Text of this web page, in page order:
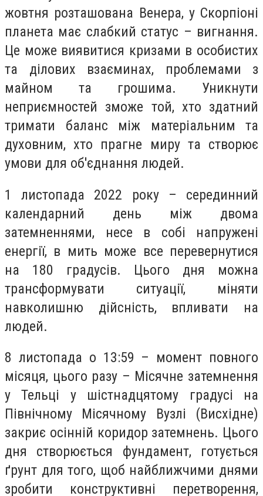
жовтня розташована Венера, у Скорпіоні
планета має слабкий статус – вигнання.
Це може виявитися кризами в особистих
та ділових взаєминах, проблемами з
майном та грошима. Уникнути
неприємностей зможе той, хто здатний
тримати баланс між матеріальним та
духовним, хто прагне миру та створює
умови для об'єднання людей.
1 листопада 2022 року – серединний
календарний день між двома
затемненнями, несе в собі напружені
енергії, в мить може все перевернутися
на 180 градусів. Цього дня можна
трансформувати ситуації, міняти
навколишню дійсність, впливати на
людей.
8 листопада о 13:59 – момент повного
місяця, цього разу – Місячне затемнення
у Тельці у шістнадцятому градусі на
Північному Місячному Вузлі (Висхідне)
закриє осінній коридор затемнень. Цього
дня створюється фундамент, готується
ґрунт для того, щоб найближчими днями
зробити конструктивні перетворення,